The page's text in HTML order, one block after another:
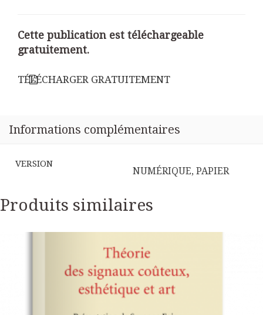
nature
et
de
des
Cette publication est téléchargeable
gratuitement.
TÉLÉCHARGER GRATUITEMENT
Informations complémentaires
VERSION
NUMÉRIQUE, PAPIER
Produits similaires